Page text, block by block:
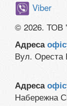
Viber
© 2026.
Адреса
Вул. Ореста
Адреса
Набережна